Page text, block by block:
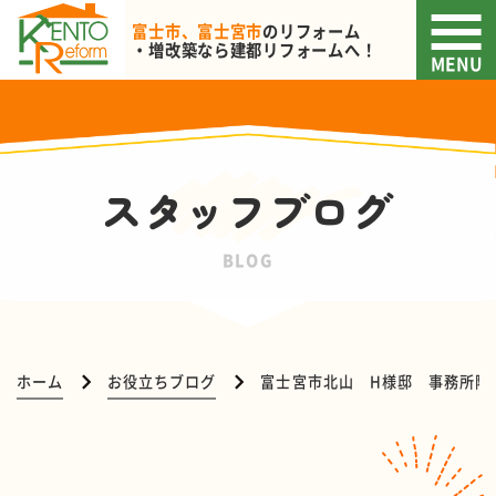
富士市、富士宮市のリフォーム
・増改築なら建都リフォームへ！
MENU
スタッフブログ
BLOG
ホーム お役立ちブログ 富士宮市北山 H様邸 事務所階